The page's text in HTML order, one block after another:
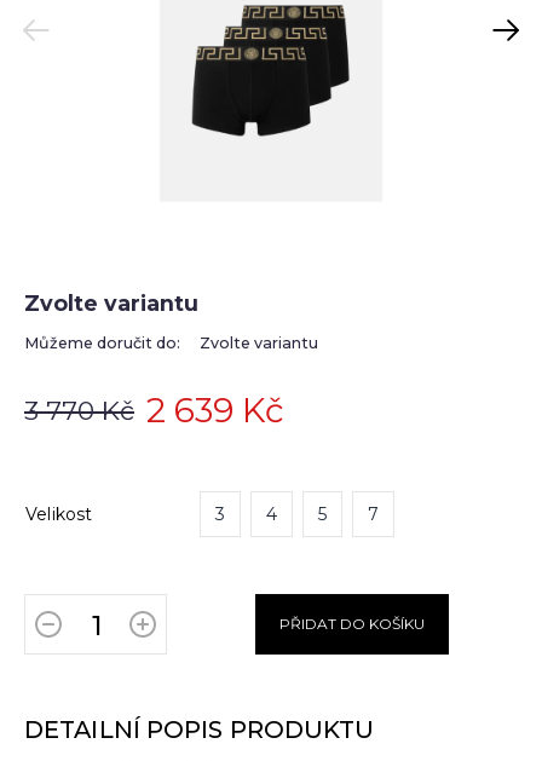
Previous Next
Velikost 3 4 5 7
3 770 Kč 2 639 Kč
Zvolte variantu
Můžeme doručit do: Zvolte variantu
PŘIDAT DO KOŠÍKU
DETAILNÍ POPIS PRODUKTU